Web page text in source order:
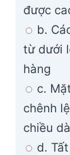
được
b.
từ dưới
hàng
c.
chênh
chiều
d.